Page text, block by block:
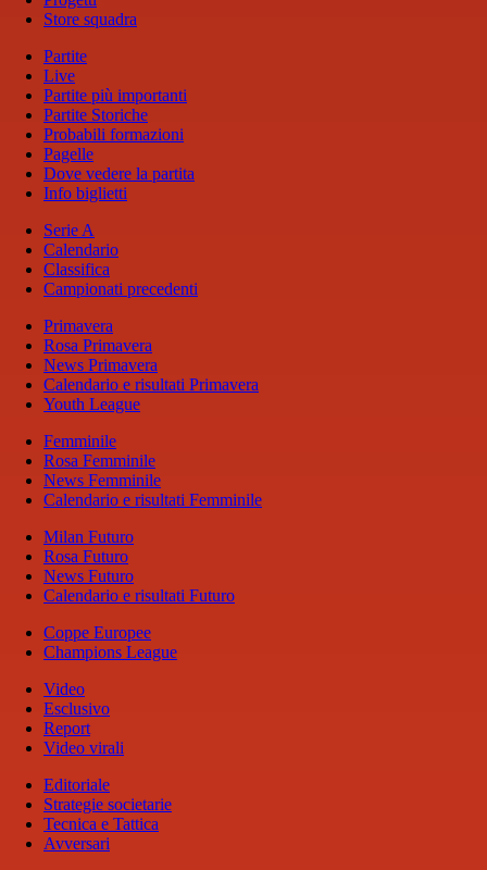
Store squadra
Partite
Live
Partite più importanti
Partite Storiche
Probabili formazioni
Pagelle
Dove vedere la partita
Info biglietti
Serie A
Calendario
Classifica
Campionati precedenti
Primavera
Rosa Primavera
News Primavera
Calendario e risultati Primavera
Youth League
Femminile
Rosa Femminile
News Femminile
Calendario e risultati Femminile
Milan Futuro
Rosa Futuro
News Futuro
Calendario e risultati Futuro
Coppe Europee
Champions League
Video
Esclusivo
Report
Video virali
Editoriale
Strategie societarie
Tecnica e Tattica
Avversari